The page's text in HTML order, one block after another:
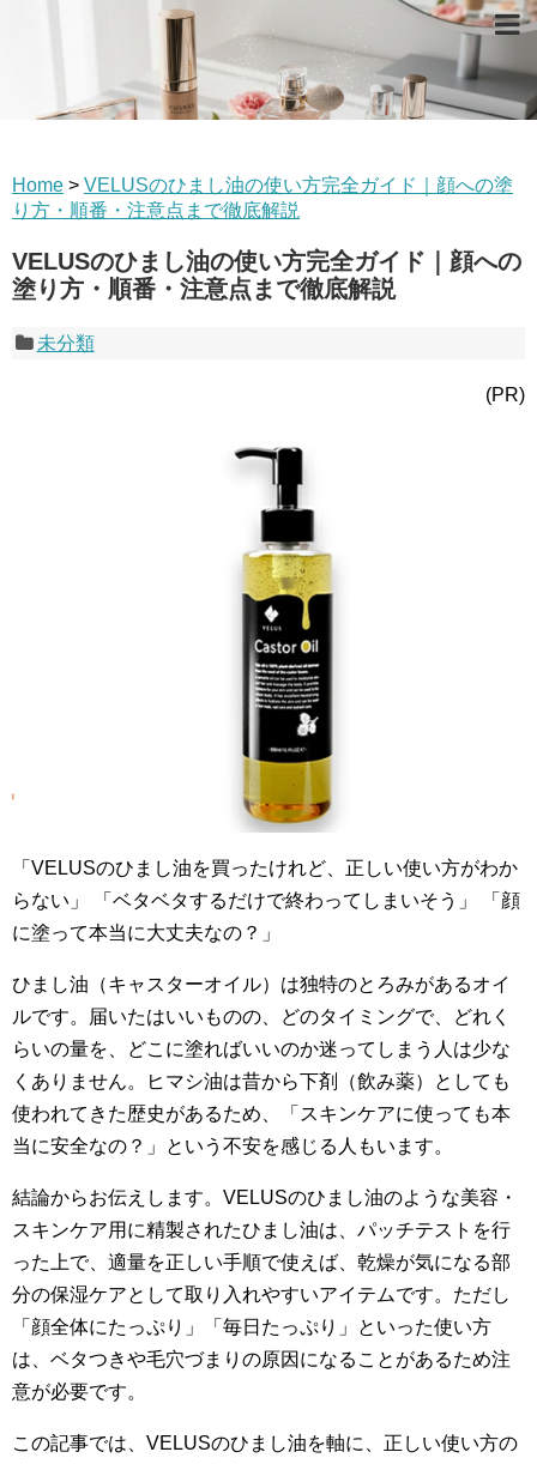
Home > VELUSのひまし油の使い方完全ガイド｜顔への塗
り方・順番・注意点まで徹底解説
VELUSのひまし油の使い方完全ガイド｜顔への
塗り方・順番・注意点まで徹底解説
未分類
(PR)
「VELUSのひまし油を買ったけれど、正しい使い方がわか
らない」 「ベタベタするだけで終わってしまいそう」 「顔
に塗って本当に大丈夫なの？」
ひまし油（キャスターオイル）は独特のとろみがあるオイ
ルです。届いたはいいものの、どのタイミングで、どれく
らいの量を、どこに塗ればいいのか迷ってしまう人は少な
くありません。ヒマシ油は昔から下剤（飲み薬）としても
使われてきた歴史があるため、「スキンケアに使っても本
当に安全なの？」という不安を感じる人もいます。
結論からお伝えします。VELUSのひまし油のような美容・
スキンケア用に精製されたひまし油は、パッチテストを行
った上で、適量を正しい手順で使えば、乾燥が気になる部
分の保湿ケアとして取り入れやすいアイテムです。ただし
「顔全体にたっぷり」「毎日たっぷり」といった使い方
は、ベタつきや毛穴づまりの原因になることがあるため注
意が必要です。
この記事では、VELUSのひまし油を軸に、正しい使い方の